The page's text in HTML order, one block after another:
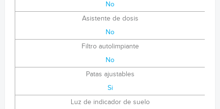
No
Asistente de dosis
No
Filtro autolimpiante
No
Patas ajustables
Si
Luz de indicador de suelo